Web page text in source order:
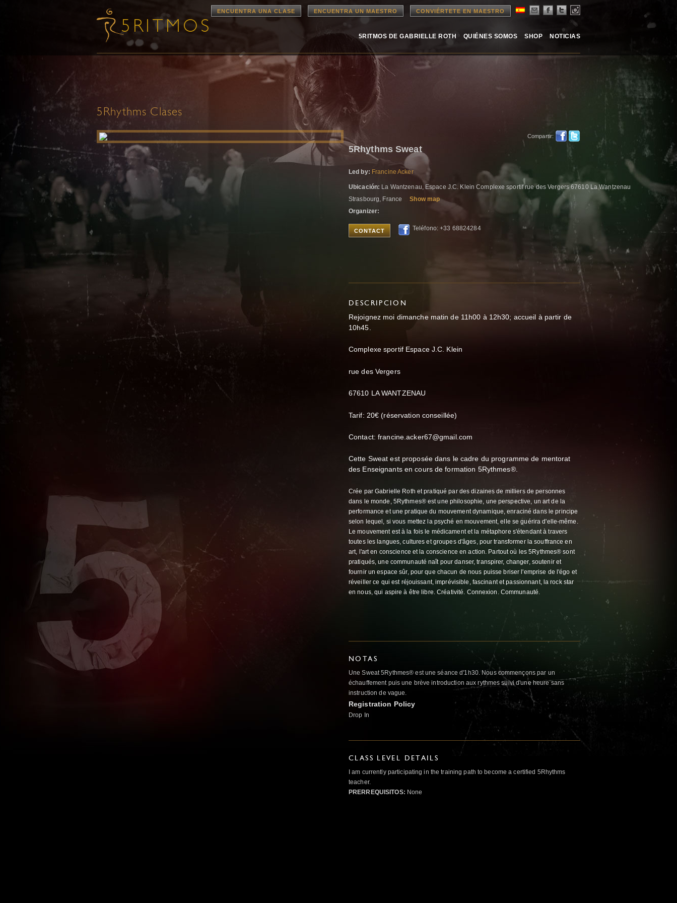
ENCUENTRA UNA CLASE ENCUENTRA UN MAESTRO CONVIÉRTETE EN MAESTRO
5RITMOS DE GABRIELLE ROTH QUIÉNES SOMOS SHOP NOTICIAS
5Rhythms Clases
Compartir:
5Rhythms Sweat
Led by: Francine Acker
Ubicación: La Wantzenau, Espace J.C. Klein Complexe sportif rue des Vergers 67610 La Wantzenau
Strasbourg, France
Show map
Organizer:
CONTACT Teléfono: +33 68824284
DESCRIPCION
Rejoignez moi dimanche matin de 11h00 à 12h30; accueil à partir de
10h45.
Complexe sportif Espace J.C. Klein
rue des Vergers
67610 LA WANTZENAU
Tarif: 20€ (réservation conseillée)
Contact: francine.acker67@gmail.com
Cette Sweat est proposée dans le cadre du programme de mentorat
des Enseignants en cours de formation 5Rythmes®.
Crée par Gabrielle Roth et pratiqué par des dizaines de milliers de personnes
dans le monde, 5Rythmes® est une philosophie, une perspective, un art de la
performance et une pratique du mouvement dynamique, enraciné dans le principe
selon lequel, si vous mettez la psyché en mouvement, elle se guérira d'elle-même.
Le mouvement est à la fois le médicament et la métaphore s'étendant à travers
toutes les langues, cultures et groupes d'âges, pour transformer la souffrance en
art, l'art en conscience et la conscience en action. Partout où les 5Rythmes® sont
pratiqués, une communauté naît pour danser, transpirer, changer, soutenir et
fournir un espace sûr, pour que chacun de nous puisse briser l'emprise de l'égo et
réveiller ce qui est réjouissant, imprévisible, fascinant et passionnant, la rock star
en nous, qui aspire à être libre. Créativité. Connexion. Communauté.
NOTAS
Une Sweat 5Rythmes® est une séance d'1h30. Nous commençons par un
échauffement puis une brève introduction aux rythmes suivi d'une heure sans
instruction de vague.
Registration Policy
Drop In
CLASS LEVEL DETAILS
I am currently participating in the training path to become a certified 5Rhythms
teacher.
PRERREQUISITOS: None